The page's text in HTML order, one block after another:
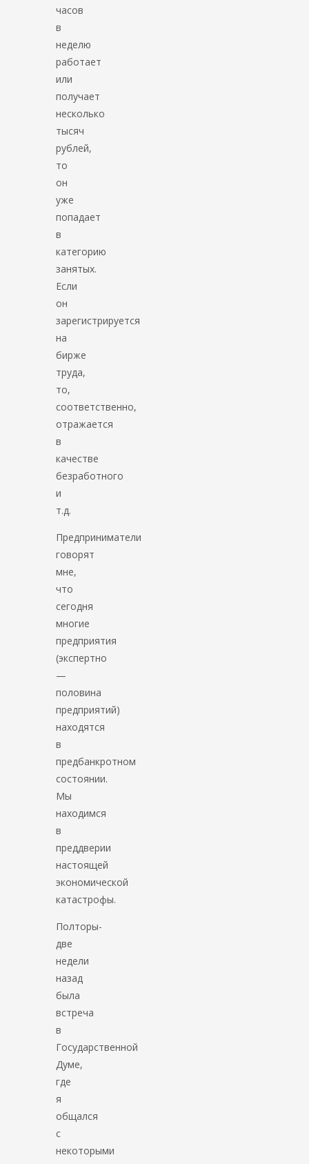
часов
в
неделю
работает
или
получает
несколько
тысяч
рублей,
то
он
уже
попадает
в
категорию
занятых.
Если
он
зарегистрируется
на
бирже
труда,
то,
соответственно,
отражается
в
качестве
безработного
и
т.д.
Предприниматели
говорят
мне,
что
сегодня
многие
предприятия
(экспертно
—
половина
предприятий)
находятся
в
предбанкротном
состоянии.
Мы
находимся
в
преддверии
настоящей
экономической
катастрофы.
Полторы-
две
недели
назад
была
встреча
в
Государственной
Думе,
где
я
общался
с
некоторыми